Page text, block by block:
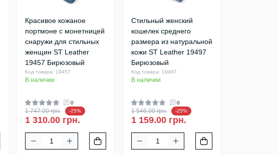
Красивое кожаное
портмоне с монетницей
снаружи для стильных
женщин ST Leather
19457 Бирюзовый
Код товара: 19457
В наличии
0
1 747.00 грн. -25%
1 310.00 грн.
Стильный женский
кошелек среднего
размера из натуральной
кожи ST Leather 19497
Бирюзовый
Код товара: 19497
В наличии
0
1 546.00 грн. -25%
1 159.00 грн.